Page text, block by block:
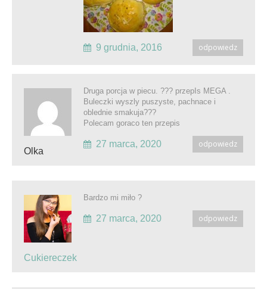
odpowiedz
9 grudnia, 2016
Olka
Druga porcja w piecu. ??? przepIs MEGA .
Buleczki wyszly puszyste, pachnace i
oblednie smakuja???
Polecam goraco ten przepis
odpowiedz
27 marca, 2020
Cukiereczek
Bardzo mi miło ?
odpowiedz
27 marca, 2020